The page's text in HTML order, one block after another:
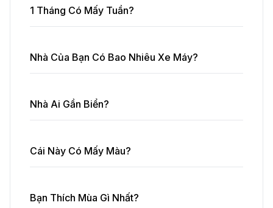
1 Tháng Có Mấy Tuần?
Nhà Của Bạn Có Bao Nhiêu Xe Máy?
Nhà Ai Gần Biển?
Cái Này Có Mấy Màu?
Bạn Thích Mùa Gì Nhất?